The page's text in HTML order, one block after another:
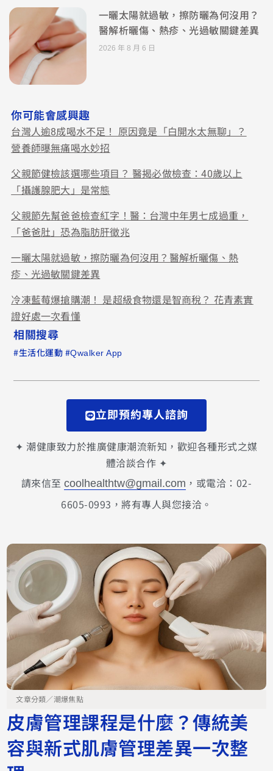
一曬太陽就過敏，擦防曬為何沒用？
醫解析曬傷、熱疹、光過敏關鍵差異
2026 年 8 月 6 日
你可能會感興趣
台灣人逾8成喝水不足！ 原因竟是「白開水太無聊」？
營養師曝無痛喝水妙招
父親節健檢該選哪些項目？ 醫揭必做檢查：40歲以上
「攝護腺肥大」是常態
父親節先幫爸爸檢查紅字！醫：台灣中年男七成過重，
「爸爸肚」恐為脂肪肝徵兆
一曬太陽就過敏，擦防曬為何沒用？醫解析曬傷、熱
疹、光過敏關鍵差異
冷凍藍莓爆搶購潮！ 是超級食物還是智商稅？ 花青素實
證好處一次看懂
相關搜尋
#生活化運動 #Qwalker App
立即預約專人諮詢
✦ 潮健康致力於推廣健康潮流新知，歡迎各種形式之媒
體洽談合作 ✦
請來信至coolhealthtw@gmail.com ，或電洽：02-
6605-0993，將有專人與您接洽。
文章分類／潮爆焦點
皮膚管理課程是什麼？傳統美
容與新式肌膚管理差異一次整